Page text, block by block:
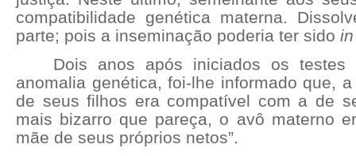
compatibilidade genética materna.
parte; pois a inseminação poderia ter sido
Dois anos após iniciados os testes
anomalia genética, foi-lhe informado que,
de seus filhos era compatível com a de
mais bizarro que pareça, o avô materno
mãe de seus próprios netos”.